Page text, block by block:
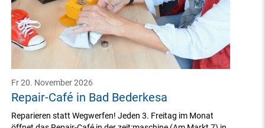
Repair-Café in Bad Bederkesa
Fr 20. November 2026
Reparieren statt Wegwerfen! Jeden 3. Freitag im Monat